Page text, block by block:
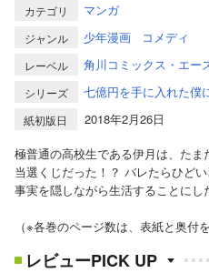
カテゴリ マンガ
ジャンル 少年漫画 コメディ
レーベル 角川コミックス・エー
シリーズ 七億円を手に入れた僕
紙初版日
2018年2月26日
極普通の高校生である伊月は、た
当選くじだった！？ バレたらひど
事実を隠しながら生活することにし
（※各巻のページ数は、表紙と奥付
レビューPICK UP